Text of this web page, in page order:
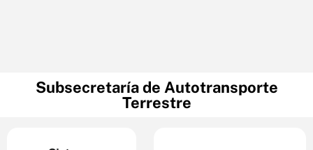
Subsecretaría de Autotransporte
Terrestre